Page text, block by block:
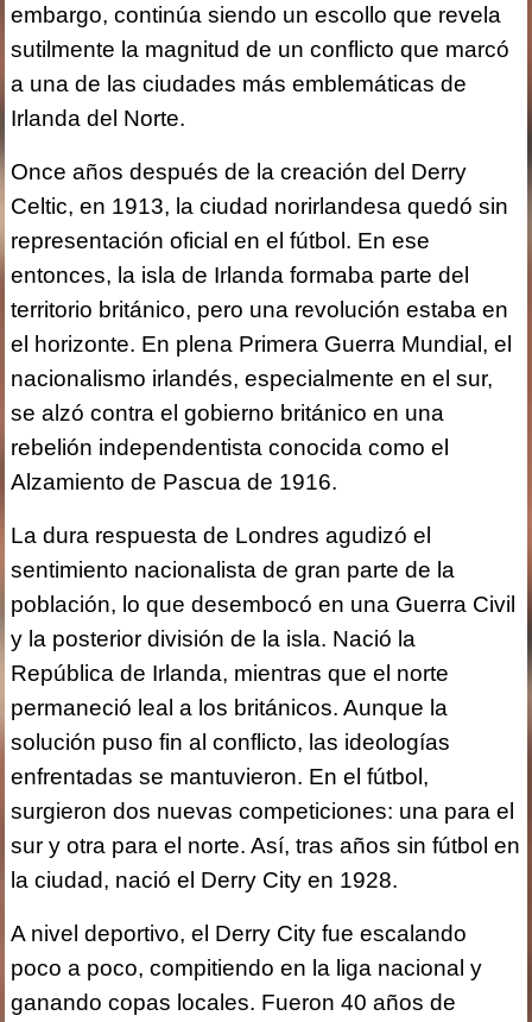
embargo, continúa siendo un escollo que revela
sutilmente la magnitud de un conflicto que marcó
a una de las ciudades más emblemáticas de
Irlanda del Norte.
Once años después de la creación del Derry
Celtic, en 1913, la ciudad norirlandesa quedó sin
representación oficial en el fútbol. En ese
entonces, la isla de Irlanda formaba parte del
territorio británico, pero una revolución estaba en
el horizonte. En plena Primera Guerra Mundial, el
nacionalismo irlandés, especialmente en el sur,
se alzó contra el gobierno británico en una
rebelión independentista conocida como el
Alzamiento de Pascua de 1916.
La dura respuesta de Londres agudizó el
sentimiento nacionalista de gran parte de la
población, lo que desembocó en una Guerra Civil
y la posterior división de la isla. Nació la
República de Irlanda, mientras que el norte
permaneció leal a los británicos. Aunque la
solución puso fin al conflicto, las ideologías
enfrentadas se mantuvieron. En el fútbol,
surgieron dos nuevas competiciones: una para el
sur y otra para el norte. Así, tras años sin fútbol en
la ciudad, nació el Derry City en 1928.
A nivel deportivo, el Derry City fue escalando
poco a poco, compitiendo en la liga nacional y
ganando copas locales. Fueron 40 años de